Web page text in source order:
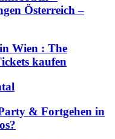
Österreich –
Wien : The
kaufen
& Fortgehen in